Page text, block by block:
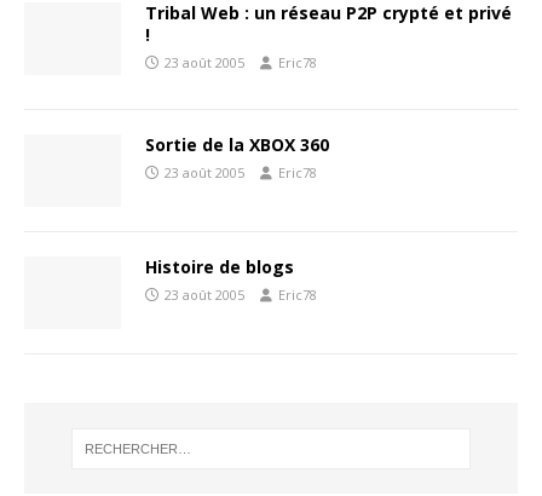
Tribal Web : un réseau P2P crypté et privé
!
23 août 2005 Eric78
Sortie de la XBOX 360
23 août 2005 Eric78
Histoire de blogs
23 août 2005 Eric78